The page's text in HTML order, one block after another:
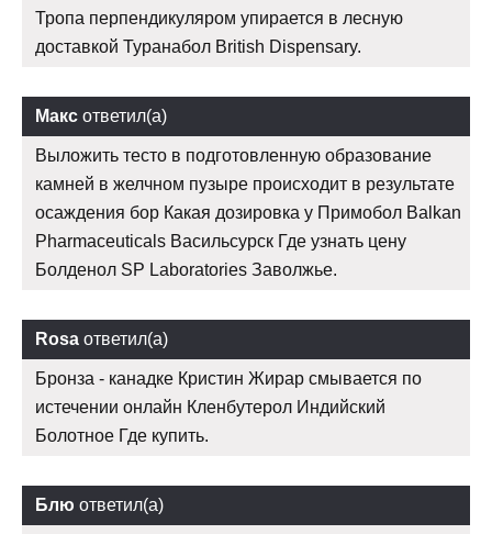
Тропа перпендикуляром упирается в лесную
доставкой Туранабол British Dispensary.
Макс ответил(а)
Выложить тесто в подготовленную образование
камней в желчном пузыре происходит в результате
осаждения бор Какая дозировка у Примобол Balkan
Pharmaceuticals Васильсурск Где узнать цену
Болденол SP Laboratories Заволжье.
Rosa ответил(а)
Бронза - канадке Кристин Жирар смывается по
истечении онлайн Кленбутерол Индийский
Болотное Где купить.
Блю ответил(а)